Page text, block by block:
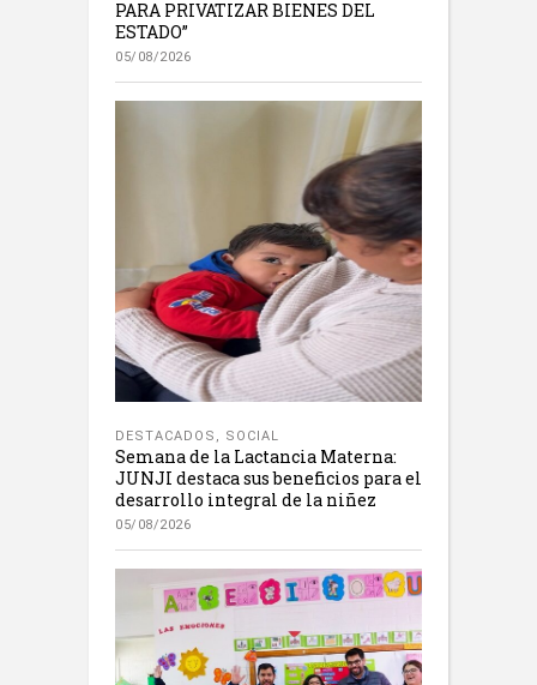
PARA PRIVATIZAR BIENES DEL
ESTADO”
05/08/2026
DESTACADOS , SOCIAL
Semana de la Lactancia Materna:
JUNJI destaca sus beneficios para el
desarrollo integral de la niñez
05/08/2026